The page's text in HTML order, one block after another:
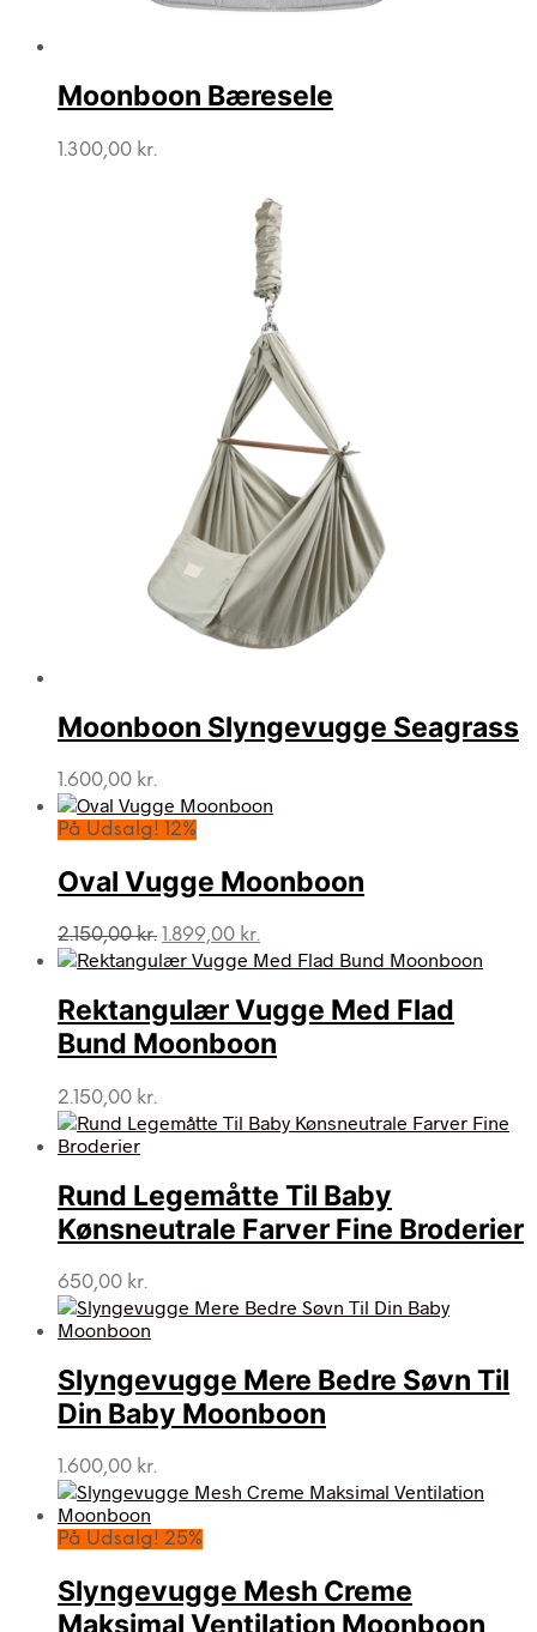
Moonboon Bæresele
1.300,00 kr.
Moonboon Slyngevugge Seagrass
1.600,00 kr.
På Udsalg! 12%
Oval Vugge Moonboon
2.150,00kr. Den
oprindelige
var:
2.150,00 kr..
1.899,00 kr.
aktuelle
er:
1.899,00 kr..
Rektangulær Vugge Med Flad
Bund Moonboon
2.150,00 kr.
Rund Legemåtte Til Baby
Kønsneutrale Farver Fine Broderier
650,00 kr.
Slyngevugge Mere Bedre Søvn Til
Din Baby Moonboon
1.600,00 kr.
På Udsalg! 25%
Slyngevugge Mesh Creme
Maksimal Ventilation Moonboon